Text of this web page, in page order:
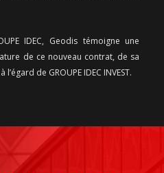
IDEC, Geodis témoigne une
de ce nouveau contrat, de sa
de GROUPE IDEC INVEST.